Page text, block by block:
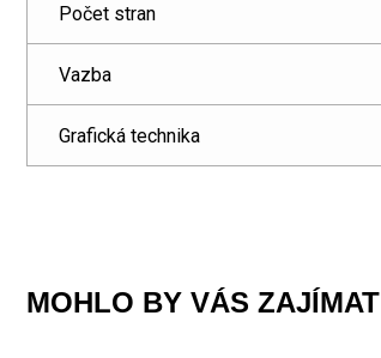
Počet stran
Vazba
Grafická technika
MOHLO BY VÁS ZAJÍMAT